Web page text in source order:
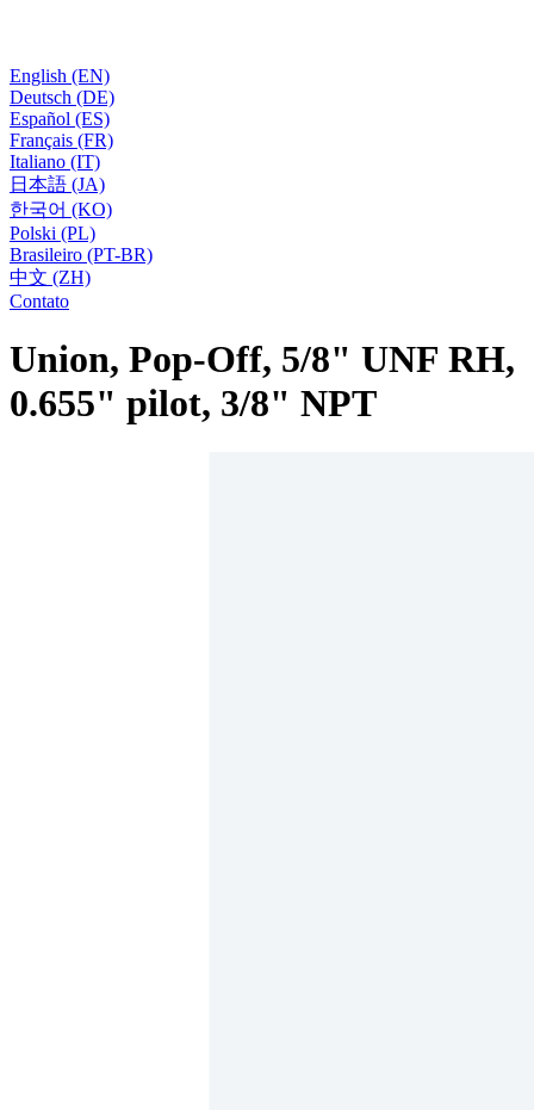
English (EN)
Deutsch (DE)
Español (ES)
Français (FR)
Italiano (IT)
日本語 (JA)
한국어 (KO)
Polski (PL)
Brasileiro (PT-BR)
中文 (ZH)
Contato
Union, Pop-Off, 5/8" UNF RH,
0.655" pilot, 3/8" NPT